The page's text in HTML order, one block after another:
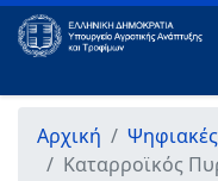
Αρχική
Καταρροϊκός